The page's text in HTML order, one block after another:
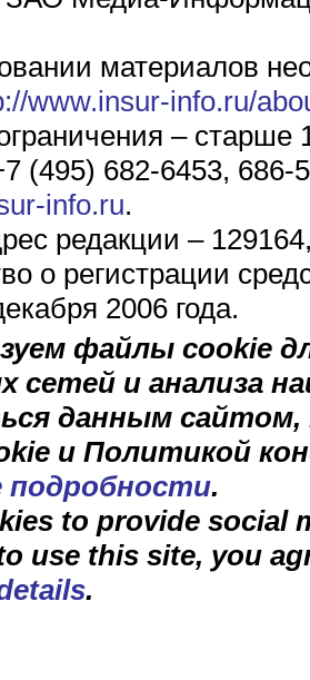
материалов
www.insur-info.ru/
– старше
(495) 682-6453, 686-
info.ru.
редакции –
о регистрации
2006 года.
файлы cookie
сетей и анализа
данным
и Политикой
.
to provide social
use this site, you
.